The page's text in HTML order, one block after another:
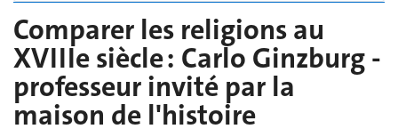
Comparer les religions au
XVIIIe siècle : Carlo Ginzburg -
professeur invité par la
maison de l'histoire